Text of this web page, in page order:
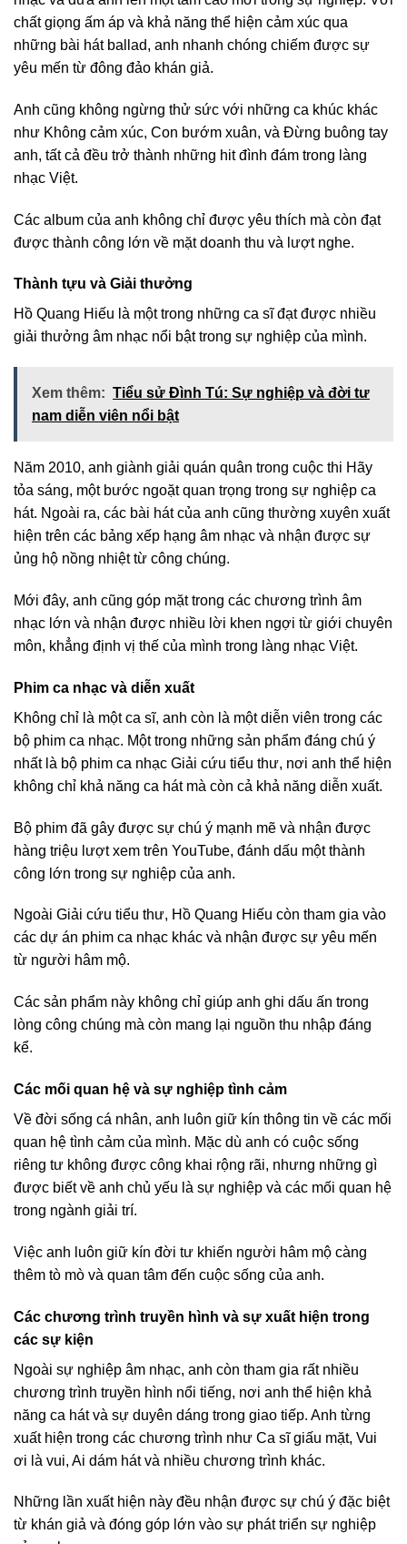
chất giọng ấm áp và khả năng thể hiện cảm xúc qua
những bài hát ballad, anh nhanh chóng chiếm được sự
yêu mến từ đông đảo khán giả.
Anh cũng không ngừng thử sức với những ca khúc khác
như Không cảm xúc, Con bướm xuân, và Đừng buông tay
anh, tất cả đều trở thành những hit đình đám trong làng
nhạc Việt.
Các album của anh không chỉ được yêu thích mà còn đạt
được thành công lớn về mặt doanh thu và lượt nghe.
Thành tựu và Giải thưởng
Hồ Quang Hiếu là một trong những ca sĩ đạt được nhiều
giải thưởng âm nhạc nổi bật trong sự nghiệp của mình.
Xem thêm: Tiểu sử Đình Tú: Sự nghiệp và đời tư
nam diễn viên nổi bật
Năm 2010, anh giành giải quán quân trong cuộc thi Hãy
tỏa sáng, một bước ngoặt quan trọng trong sự nghiệp ca
hát. Ngoài ra, các bài hát của anh cũng thường xuyên xuất
hiện trên các bảng xếp hạng âm nhạc và nhận được sự
ủng hộ nồng nhiệt từ công chúng.
Mới đây, anh cũng góp mặt trong các chương trình âm
nhạc lớn và nhận được nhiều lời khen ngợi từ giới chuyên
môn, khẳng định vị thế của mình trong làng nhạc Việt.
Phim ca nhạc và diễn xuất
Không chỉ là một ca sĩ, anh còn là một diễn viên trong các
bộ phim ca nhạc. Một trong những sản phẩm đáng chú ý
nhất là bộ phim ca nhạc Giải cứu tiểu thư, nơi anh thể hiện
không chỉ khả năng ca hát mà còn cả khả năng diễn xuất.
Bộ phim đã gây được sự chú ý mạnh mẽ và nhận được
hàng triệu lượt xem trên YouTube, đánh dấu một thành
công lớn trong sự nghiệp của anh.
Ngoài Giải cứu tiểu thư, Hồ Quang Hiếu còn tham gia vào
các dự án phim ca nhạc khác và nhận được sự yêu mến
từ người hâm mộ.
Các sản phẩm này không chỉ giúp anh ghi dấu ấn trong
lòng công chúng mà còn mang lại nguồn thu nhập đáng
kể.
Các mối quan hệ và sự nghiệp tình cảm
Về đời sống cá nhân, anh luôn giữ kín thông tin về các mối
quan hệ tình cảm của mình. Mặc dù anh có cuộc sống
riêng tư không được công khai rộng rãi, nhưng những gì
được biết về anh chủ yếu là sự nghiệp và các mối quan hệ
trong ngành giải trí.
Việc anh luôn giữ kín đời tư khiến người hâm mộ càng
thêm tò mò và quan tâm đến cuộc sống của anh.
Các chương trình truyền hình và sự xuất hiện trong
các sự kiện
Ngoài sự nghiệp âm nhạc, anh còn tham gia rất nhiều
chương trình truyền hình nổi tiếng, nơi anh thể hiện khả
năng ca hát và sự duyên dáng trong giao tiếp. Anh từng
xuất hiện trong các chương trình như Ca sĩ giấu mặt, Vui
ơi là vui, Ai dám hát và nhiều chương trình khác.
Những lần xuất hiện này đều nhận được sự chú ý đặc biệt
từ khán giả và đóng góp lớn vào sự phát triển sự nghiệp